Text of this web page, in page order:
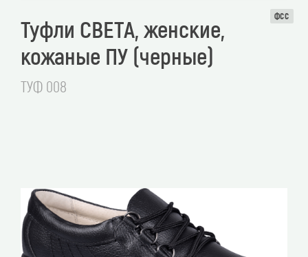
ФСС
Туфли СВЕТА, женские,
кожаные ПУ (черные)
ТУФ 008